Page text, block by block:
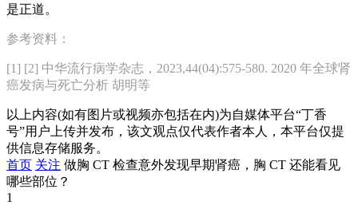
是正道。
参考资料：
[1] [2] 中华流行病学杂志，2023,44(04):575-580. 2020 年全球肾
癌发病与死亡分析 胡明等
以上内容(如有图片或视频亦包括在内)为自媒体平台“丁香
号”用户上传并发布，该文观点仅代表作者本人，本平台仅提
供信息存储服务。
首页 关注 做胸 CT 检查意外发现早期肾癌，胸 CT 还能看见
哪些部位？
1